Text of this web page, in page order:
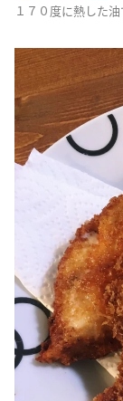
１７０度に熱した油